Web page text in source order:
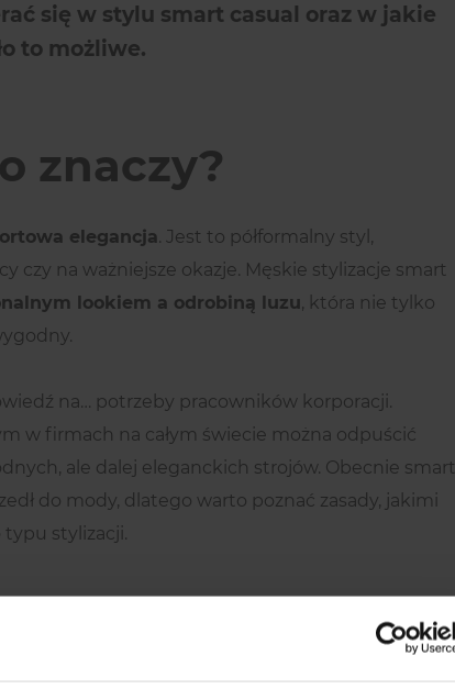
się w stylu smart casual oraz w jakie
to możliwe.
znaczy?
elegancja. Jest to półformalny styl,
czy na ważniejsze okazje. Męskie stylizacje smart
lookiem a odrobiną luzu, która nie tylko
na… potrzeby pracowników korporacji.
w firmach na całym świecie można odpuścić
ale dalej eleganckich strojów. Obecnie smart
do mody, dlatego warto poznać zasady, jakimi
stylizacji.